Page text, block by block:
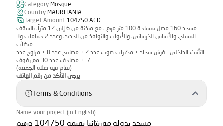
Category:Mosque
Country:MAURITANIA
Target Amount:104750 AED
مسجد 160 مصل بمساحة 100 متر مربع ، مع مئذنة من 6 إلى 12 متراً، بالسقف
المسلح، والأساس الخرساني، والأبواب والنوافذ من الحديد، وعدد 2 حمامات و3
ميضآت.
التأثيث الداخلي : فرش سجاد + مكبرات صوت عدد 2 + مصابيح عدد 8 + مراوح عدد
(تقام فيه صلاة الجمعة)
يرجى التأكد من رقم الهاتف
Terms & Conditions
Name your project (in English)